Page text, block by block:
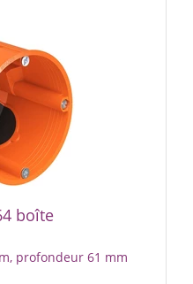
boîte
profondeur 61 mm